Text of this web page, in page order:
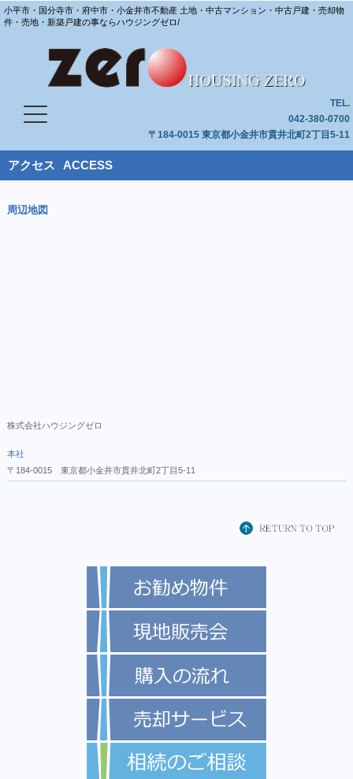
小平市・国分寺市・府中市・小金井市不動産 土地・中古マンション・中古戸建・売却物
件・売地・新築戸建の事ならハウジングゼロ/
TEL.
042-380-0700
〒184-0015 東京都小金井市貫井北町2丁目5-11
アクセス ACCESS
周辺地図
株式会社ハウジングゼロ
本社
〒184-0015 東京都小金井市貫井北町2丁目5-11